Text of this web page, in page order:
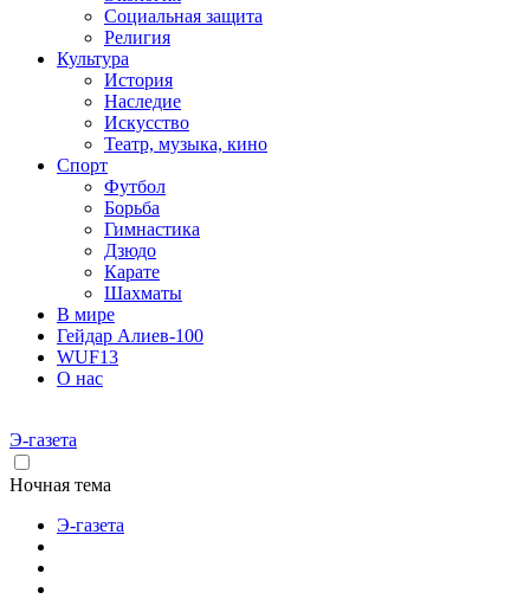
Социальная защита
Религия
Культура
История
Наследие
Искусство
Театр, музыка, кино
Спорт
Футбол
Борьба
Гимнастика
Дзюдо
Карате
Шахматы
В мире
Гейдар Алиев-100
WUF13
О нас
Э-газета
Ночная тема
Э-газета